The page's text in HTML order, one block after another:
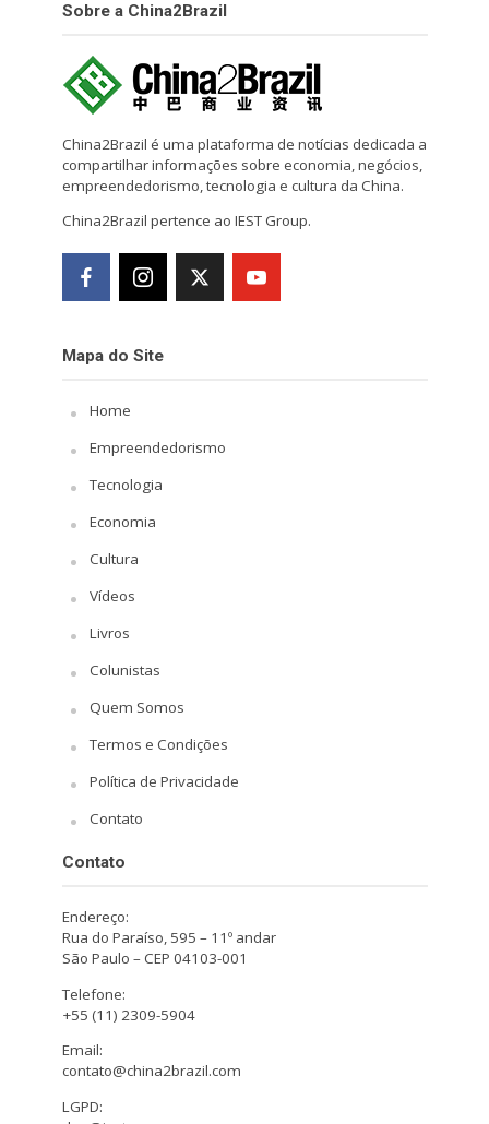
Sobre a China2Brazil
China2Brazil é uma plataforma de notícias dedicada a
compartilhar informações sobre economia, negócios,
empreendedorismo, tecnologia e cultura da China.
China2Brazil pertence ao IEST Group.
Mapa do Site
Home
Empreendedorismo
Tecnologia
Economia
Cultura
Vídeos
Livros
Colunistas
Quem Somos
Termos e Condições
Política de Privacidade
Contato
Contato
Endereço:
Rua do Paraíso, 595 – 11º andar
São Paulo – CEP 04103-001
Telefone:
+55 (11) 2309-5904
Email:
contato@china2brazil.com
LGPD: